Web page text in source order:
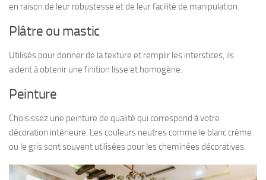
en raison de leur robustesse et de leur facilité de manipulation.
Plâtre ou mastic
Utilisés pour donner de la texture et remplir les interstices, ils
aident à obtenir une finition lisse et homogène.
Peinture
Choisissez une peinture de qualité qui correspond à votre
décoration intérieure. Les couleurs neutres comme le blanc crème
ou le gris sont souvent utilisées pour les cheminées décoratives.